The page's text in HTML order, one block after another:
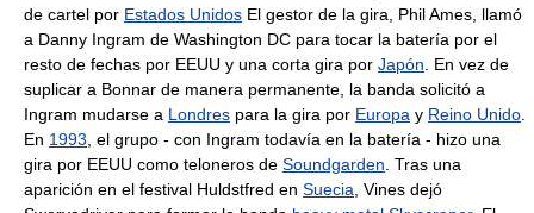
de cartel por Estados Unidos El gestor de la gira, Phil Ames, llamó
a Danny Ingram de Washington DC para tocar la batería por el
resto de fechas por EEUU y una corta gira por Japón . En vez de
suplicar a Bonnar de manera permanente, la banda solicitó a
Ingram mudarse a Londres para la gira por Europa y Reino Unido
En 1993 , el grupo - con Ingram todavía en la batería - hizo una
gira por EEUU como teloneros de Soundgarden . Tras una
aparición en el festival Huldstfred en Suecia , Vines dejó